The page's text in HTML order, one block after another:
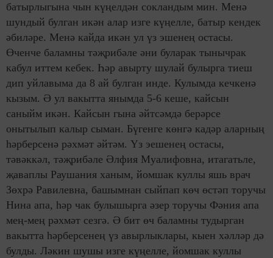
батырлыгына чын күңелдән сокландым мин. Менә
шундый булган икән алар изге күңелле, батыр кендек
әбиләре. Менә кайда икән ул үз эшенең остасы.
Өченче баламны тәҗрибәле әни буларак тынычрак
кабул иттем кебек. Һәр авырту шулай булырга тиеш
дип уйлавыма да 8 ай булган инде. Кулымда кечкенә
кызым. Ә ул вакытта янымда 5-6 кеше, кайсын
саныйм икән. Кайсын гына әйтсәмдә берәрсе
онытылып калыр сыман. Бүгенге көнгә кадәр аларның
һәрберсенә рәхмәт әйтәм. Үз эешенең остасы,
тәвәккәл, тәҗрибәле Әлфия Муалифовна, итагатьле,
җаваплы Раушания ханым, йомшак куллы яшь врач
Зөхрә Равилевна, башымнан сыйпап көч өстәп торучы
Нина апа, һәр чак булышырга әзер торучы Фәния апа
мең-мең рәхмәт сезгә. Ә бит өч баламны тудырган
вакытта һәрберсенең үз авырлыклары, кыен хәлләр дә
булды. Ләкин шушы изге күңелле, йомшак куллы